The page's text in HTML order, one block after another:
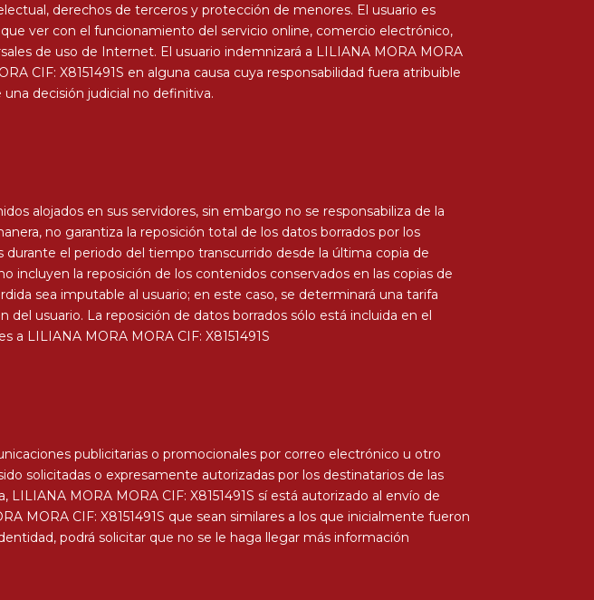
derechos de terceros y protección de menores. El usuario es
ver con el funcionamiento del servicio online, comercio electrónico,
de uso de Internet. El usuario indemnizará a LILIANA MORA MORA
CIF: X8151491S en alguna causa cuya responsabilidad fuera atribuible
decisión judicial no definitiva.
alojados en sus servidores, sin embargo no se responsabiliza de la
no garantiza la reposición total de los datos borrados por los
el periodo del tiempo transcurrido desde la última copia de
incluyen la reposición de los contenidos conservados en las copias de
sea imputable al usuario; en este caso, se determinará una tarifa
usuario. La reposición de datos borrados sólo está incluida en el
a LILIANA MORA MORA CIF: X8151491S
publicitarias o promocionales por correo electrónico u otro
solicitadas o expresamente autorizadas por los destinatarios de las
MORA MORA CIF: X8151491S sí está autorizado al envío de
MORA CIF: X8151491S que sean similares a los que inicialmente fueron
podrá solicitar que no se le haga llegar más información